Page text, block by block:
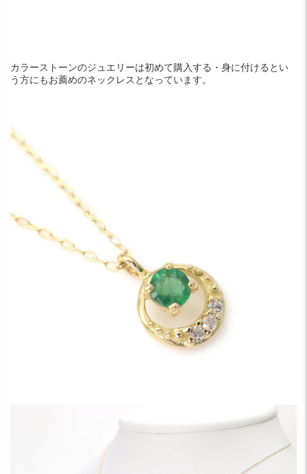
カラーストーンのジュエリーは初めて購入する・身に付けるとい
う方にもお薦めのネックレスとなっています。